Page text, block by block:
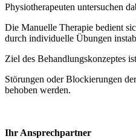
Physiotherapeuten untersuchen
Die Manuelle Therapie bedient
durch individuelle Übungen
Ziel des Behandlungskonzeptes
Störungen oder Blockierungen
behoben werden.
Ihr Ansprechpartner